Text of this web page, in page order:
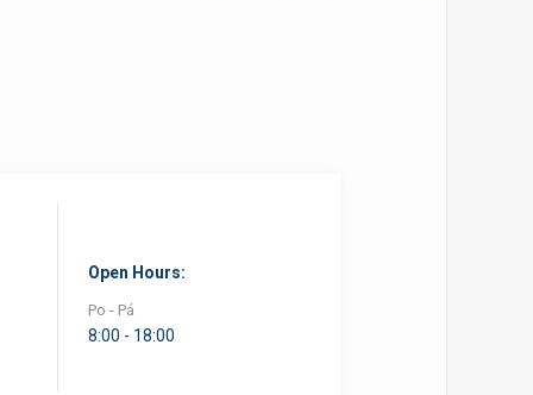
Open Hours:
Po - Pá
8:00 - 18:00